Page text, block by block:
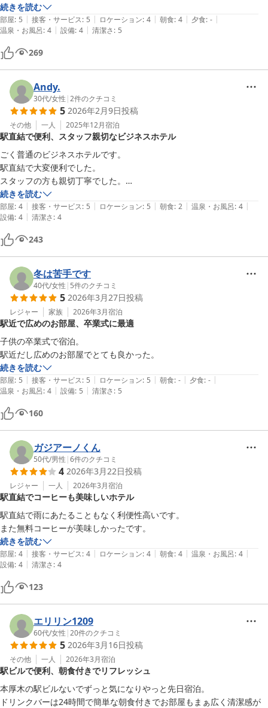
補えました。
無料朝食ですが、焼きおにぎりやいなり寿司、パンや茹で卵、ヨーグル
トもあり、普段から朝はサッと済ますのでこれで十分でした。
フリードリンクが24時間いただけるのも嬉しいです。
フロントの方も親切で、また機会があれば利用したいと思います。
続きを読む
部屋: 5 | 接客・サービス: 5 | ロケーション: 4 | 朝食: 4 | 夕食: - |
温泉・お風呂: 4 | 設備: 4 | 清潔さ: 5
269
Andy.
30代/女性 |2件のクチコミ
5 2026年2月9日投稿
その他 一人 2025年12月宿泊
駅直結で便利、スタッフ親切なビジネスホテル
ごく普通のビジネスホテルです。
駅直結で大変便利でした。
スタッフの方も親切丁寧でした。
朝食は不要だったのですが、無料朝食付きのプランしかなかったのでそ
ちらを予約しましたが、ごく軽い軽食程度の内容ですので朝からしっか
続きを読む
部屋: 4 | 接客・サービス: 5 | ロケーション: 5 | 朝食: 2 | 温泉・お風呂: 4 |
設備: 4 | 清潔さ: 4
243
冬は苦手です
40代/女性 | 5件のクチコミ
5 2026年3月27日投稿
レジャー 家族 2026年3月宿泊
駅近で広めのお部屋、卒業式に最適
子供の卒業式で宿泊。
駅近だし広めのお部屋でとても良かった。
続きを読む
部屋: 5 | 接客・サービス: 5 | ロケーション: 5 | 朝食: - | 夕食: - |
温泉・お風呂: 4 | 設備: 5 | 清潔さ: 5
160
ガジアーノくん
50代/男性 |6件のクチコミ
4 2026年3月22日投稿
レジャー 一人 2026年3月宿泊
駅直結でコーヒーも美味しいホテル
駅直結で雨にあたることもなく利便性高いです。
また無料コーヒーが美味しかったです。
続きを読む
部屋: 4 | 接客・サービス: 4 | ロケーション: 4 | 朝食: 4 | 温泉・お風呂: 4 |
設備: 4 | 清潔さ: 4
123
エリリン1209
60代/女性 |20件のクチコミ
5 2026年3月16日投稿
その他 一人 2026年3月宿泊
駅ビルで便利、朝食付きでリフレッシュ
本厚木の駅ビルないでずっと気になりやっと先日宿泊。
ドリンクバーは24時間で簡単な朝食付きでお部屋もまぁ広く清潔感が